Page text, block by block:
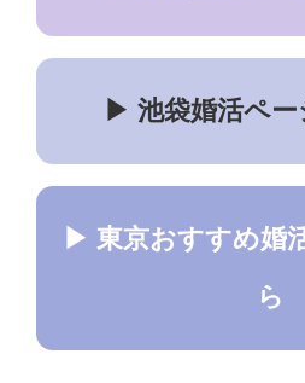
▶ 池袋婚活ペ
▶ 東京おすすめ婚
ら